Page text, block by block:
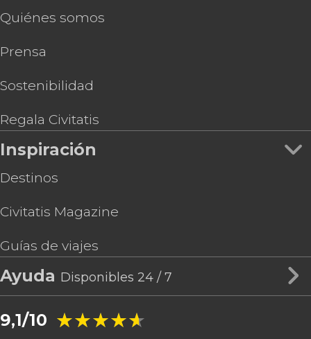
Quiénes somos
Prensa
Sostenibilidad
Regala Civitatis
Inspiración
Destinos
Civitatis Magazine
Guías de viajes
Ayuda Disponibles 24 / 7
9,1/10 ★★★★★
★★★★★